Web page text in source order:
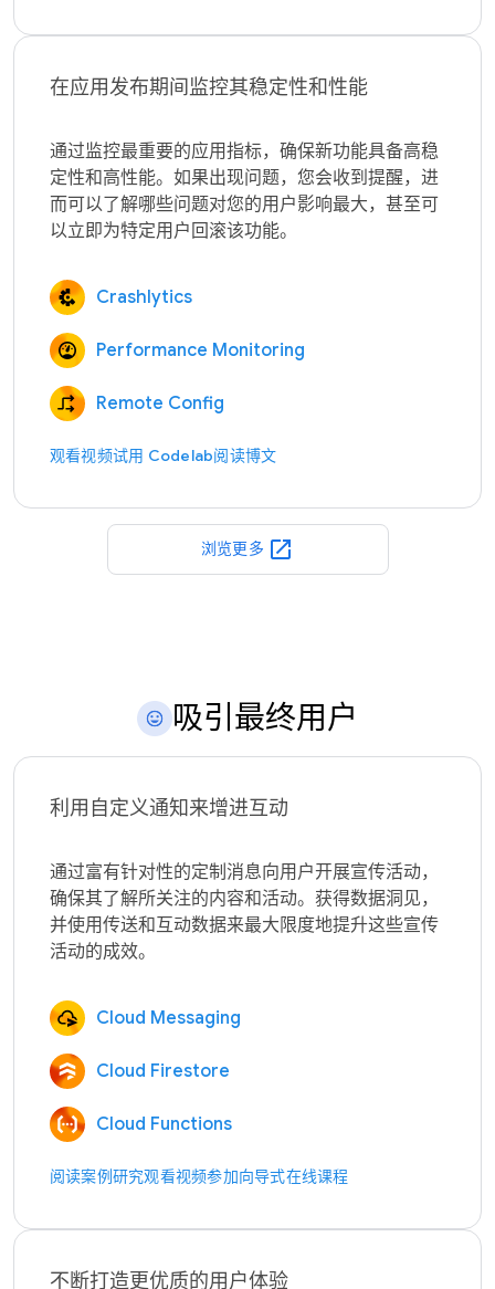
在应用发布期间监控其稳定性和性能
通过监控最重要的应用指标，确保新功能具备高稳
定性和高性能。如果出现问题，您会收到提醒，进
而可以了解哪些问题对您的用户影响最大，甚至可
Crashlytics
Performance Monitoring
Remote Config
观看视频试用 Codelab阅读博文
浏览更多 open_in_new
吸引最终用户
利用自定义通知来增进互动
通过富有针对性的定制消息向用户开展宣传活动，
确保其了解所关注的内容和活动。获得数据洞见，
并使用传送和互动数据来最大限度地提升这些宣传
Cloud Messaging
Cloud Firestore
Cloud Functions
阅读案例研究观看视频参加向导式在线课程
不断打造更优质的用户体验